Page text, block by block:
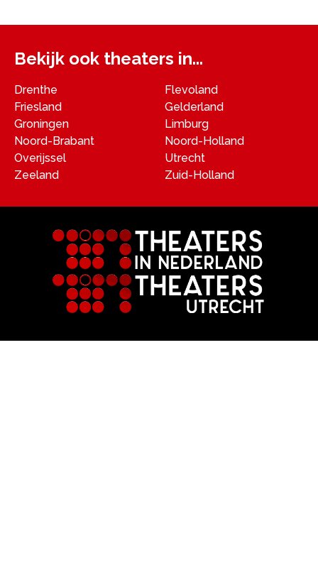
Bekijk ook theaters in...
Drenthe
Flevoland
Friesland
Gelderland
Groningen
Limburg
Noord-Brabant
Noord-Holland
Overijssel
Utrecht
Zeeland
Zuid-Holland